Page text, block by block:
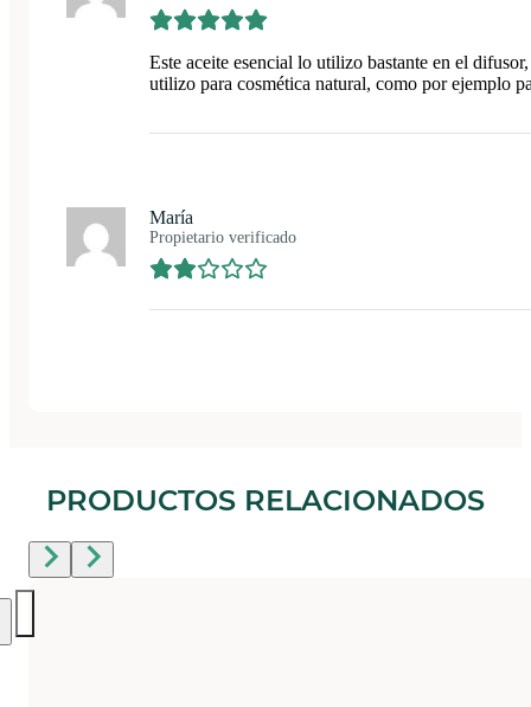
Este aceite esencial lo utilizo bastante en el
utilizo para cosmética natural, como por ejemplo
María
Propietario verificado
PRODUCTOS RELACIONADOS